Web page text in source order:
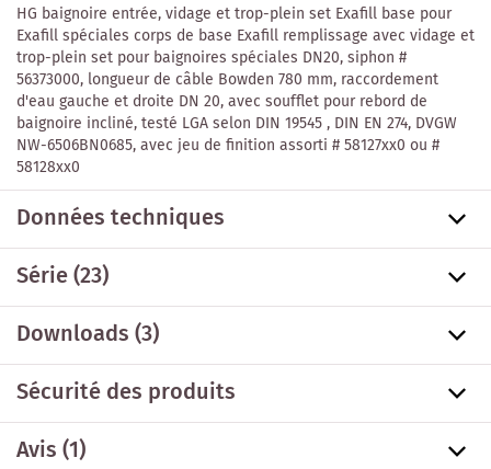
HG baignoire entrée, vidage et trop-plein set Exafill base pour
Exafill spéciales corps de base Exafill remplissage avec vidage et
trop-plein set pour baignoires spéciales DN20, siphon #
56373000, longueur de câble Bowden 780 mm, raccordement
d'eau gauche et droite DN 20, avec soufflet pour rebord de
baignoire incliné, testé LGA selon DIN 19545 , DIN EN 274, DVGW
NW-6506BN0685, avec jeu de finition assorti # 58127xx0 ou #
58128xx0
Données techniques
Série(23)
Downloads (3)
Sécurité des produits
Avis (1)